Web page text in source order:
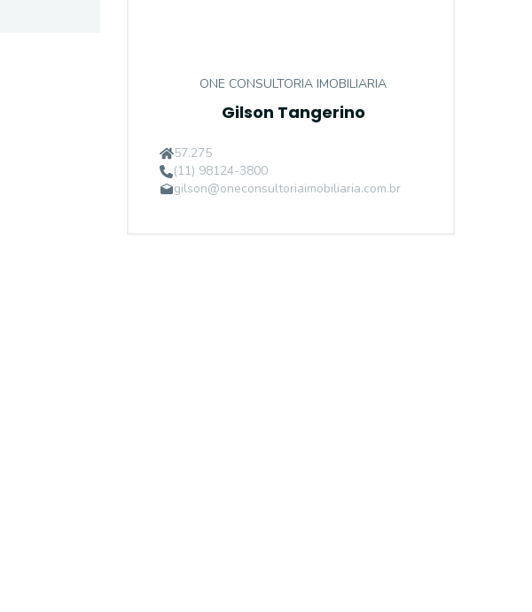
ONE CONSULTORIA IMOBILIARIA
Gilson Tangerino
57.275
(11) 98124-3800
gilson@oneconsultoriaimobiliaria.com.br